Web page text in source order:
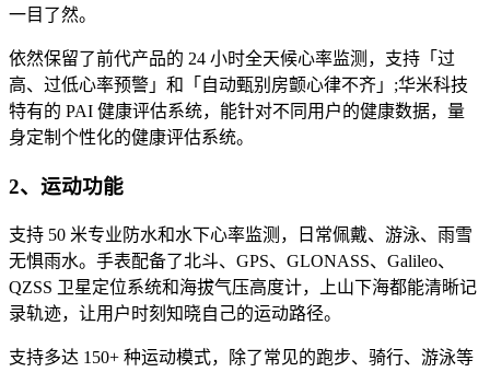
一目了然。
依然保留了前代产品的 24 小时全天候心率监测，支持「过
高、过低心率预警」和「自动甄别房颤心律不齐」;华米科技
特有的 PAI 健康评估系统，能针对不同用户的健康数据，量
身定制个性化的健康评估系统。
2、运动功能
支持 50 米专业防水和水下心率监测，日常佩戴、游泳、雨雪
无惧雨水。手表配备了北斗、GPS、GLONASS、Galileo、
QZSS 卫星定位系统和海拔气压高度计，上山下海都能清晰记
录轨迹，让用户时刻知晓自己的运动路径。
支持多达 150+ 种运动模式，除了常见的跑步、骑行、游泳等